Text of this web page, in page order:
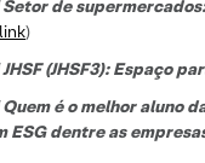
Setor de
link)
(JHSF3): Espaço
é o melhor aluno
ESG dentre as